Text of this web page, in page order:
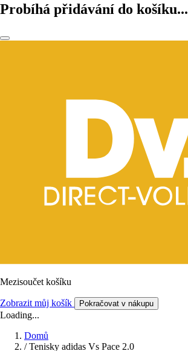
Probíhá přidávání do košíku...
Mezisoučet košíku
Zobrazit můj košík Pokračovat v nákupu
Loading...
Domů
/ Tenisky adidas Vs Pace 2.0